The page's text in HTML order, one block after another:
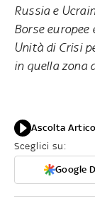
Russia e
Borse
Unità di Crisi
in quella zona
Ascolta
Sceglici su:
Google